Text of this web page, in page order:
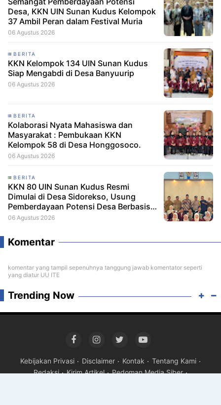
Desa, KKN UIN Sunan Kudus Kelompok
37 Ambil Peran dalam Festival Muria
06 Agustus 2026
BERITA
KKN Kelompok 134 UIN Sunan Kudus
Siap Mengabdi di Desa Banyuurip
06 Agustus 2026
BERITA
Kolaborasi Nyata Mahasiswa dan
Masyarakat : Pembukaan KKN
Kelompok 58 di Desa Honggosoco.
06 Agustus 2026
BERITA
KKN 80 UIN Sunan Kudus Resmi
Dimulai di Desa Sidorekso, Usung
Pemberdayaan Potensi Desa Berbasis
Ekoteologi
06 Agustus 2026
Komentar
komentar yang tampil sepenuhnya tanggung jawab komentator seperti
yang diatur UU ITE
Trending Now
Kebijakan Privasi Disclaimer Kontak
Tentang Kami
Redaksi
Kirim Artikel Pedoman Media Siber